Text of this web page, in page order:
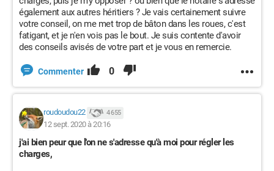
également aux autres héritiers ? Je vais certainement suivre
votre conseil, on me met trop de bâton dans les roues, c'est
fatigant, et je n'en vois pas le bout. Je suis contente d'avoir
des conseils avisés de votre part et je vous en remercie.
Commenter 0
roudoudou22 4 655
12 sept. 2020 à 20:16
j'ai bien peur que l'on ne s'adresse qu'à moi pour régler les
charges,